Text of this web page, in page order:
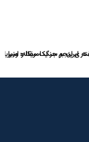
ی پنجم جنگ امریکا و اسراییل
ایران بر سر یک مقاله: وزیر